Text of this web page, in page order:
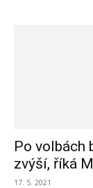
Po volbách
zvýší, říká
17. 5. 2021